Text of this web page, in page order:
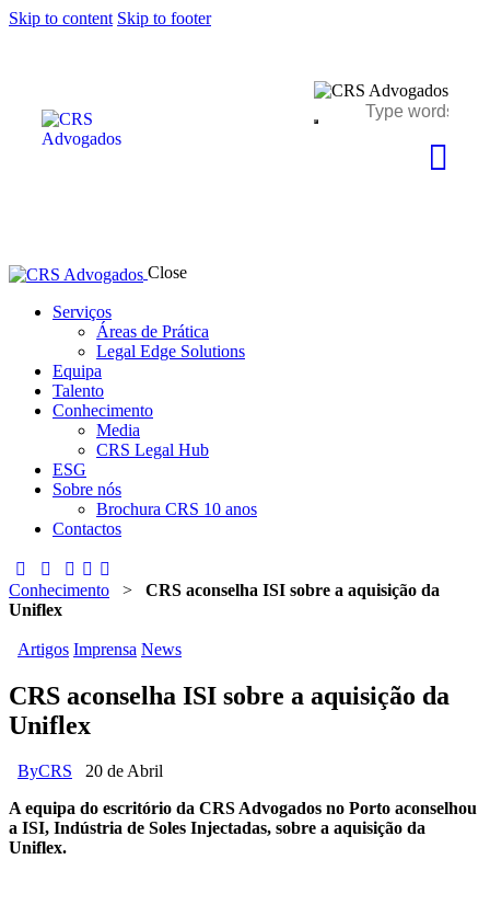
Skip to content Skip to footer
Close
Serviços
Áreas de Prática
Legal Edge Solutions
Equipa
Talento
Conhecimento
Media
CRS Legal Hub
ESG
Sobre nós
Brochura CRS 10 anos
Contactos
Conhecimento > CRS aconselha ISI sobre a aquisição da
Uniflex
Artigos Imprensa News
CRS aconselha ISI sobre a aquisição da
Uniflex
ByCRS
20 de Abril
A equipa do escritório da CRS Advogados no Porto aconselhou
a ISI, Indústria de Soles Injectadas, sobre a aquisição da
Uniflex.